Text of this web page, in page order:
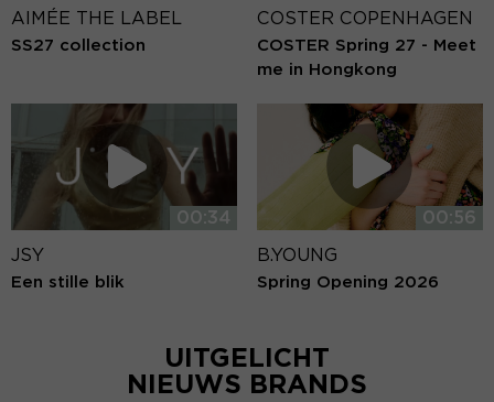
AIMÉE THE LABEL
SS27 collection
COSTER COPENHAGEN
COSTER Spring 27 - Meet
me in Hongkong
00:34
JSY
Een stille blik
00:56
B.YOUNG
Spring Opening 2026
UITGELICHT
NIEUWS BRANDS